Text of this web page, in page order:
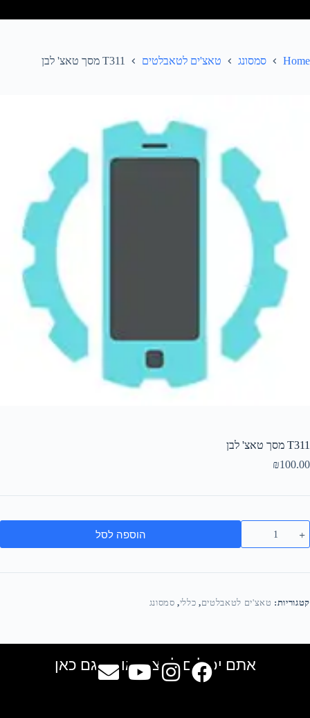
Home סמסונג טאצ'ים לטאבלטים T311 מסך טאצ' לבן
T311 מסך טאצ' לבן
₪100.00
הוספה לסל
קטגוריות: טאצ'ים לטאבלטים, כללי, סמסונג
אתם יכולים למצוא אותנו גם כאן